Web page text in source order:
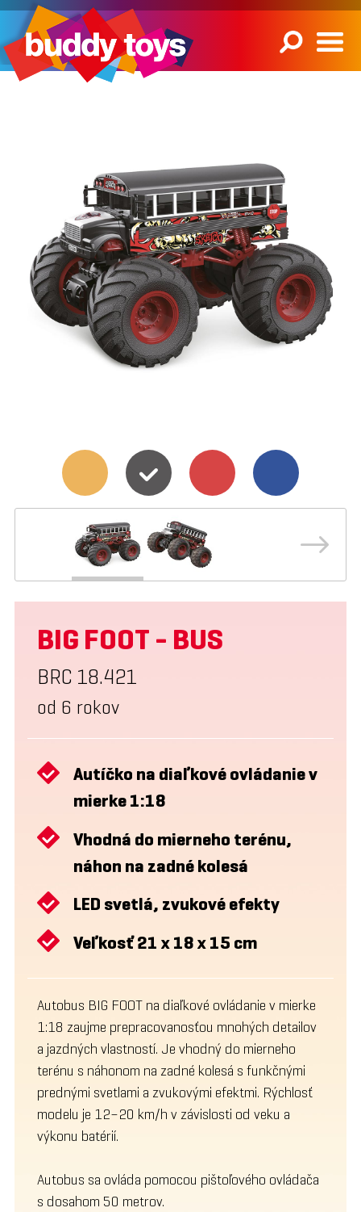
BIG FOOT - BUS
BRC 18.421
od 6 rokov
Autíčko na diaľkové ovládanie v
mierke 1:18
Vhodná do mierneho terénu,
náhon na zadné kolesá
LED svetlá, zvukové efekty
Veľkosť 21 x 18 x 15 cm
Autobus BIG FOOT na diaľkové ovládanie v mierke
1:18 zaujme prepracovanosťou mnohých detailov
a jazdných vlastností. Je vhodný do mierneho
terénu s náhonom na zadné kolesá s funkčnými
prednými svetlami a zvukovými efektmi. Rýchlosť
modelu je 12–20 km/h v závislosti od veku a
výkonu batérií.
Autobus sa ovláda pomocou pištoľového ovládača
s dosahom 50 metrov.